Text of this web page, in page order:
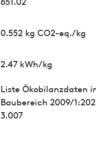
0.552 kg CO2-eq./kg
2.47 kWh/kg
Liste Ökobilanzdaten
Baubereich 2009/
3.007